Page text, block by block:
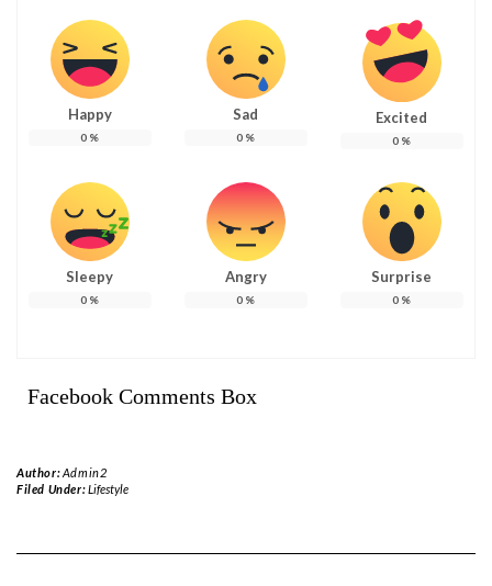
Happy
0 %
Sad
0 %
Excited
0 %
Sleepy
0 %
Angry
0 %
Surprise
0 %
Facebook Comments Box
Author:Admin2
Filed Under:Lifestyle